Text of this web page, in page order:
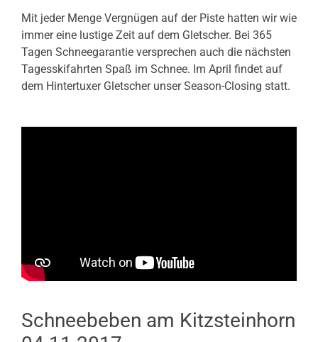
Mit jeder Menge Vergnügen auf der Piste hatten wir wie
immer eine lustige Zeit auf dem Gletscher. Bei 365
Tagen Schneegarantie versprechen auch die nächsten
Tagesskifahrten Spaß im Schnee. Im April findet auf
dem Hintertuxer Gletscher unser Season-Closing statt.
Schneebeben am Kitzsteinhorn